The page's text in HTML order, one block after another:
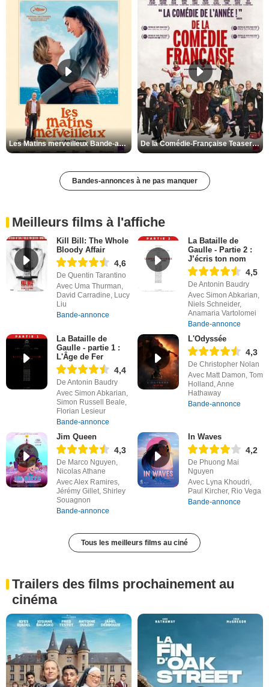
Les Matins merveilleux Bande-annonce VF De la Comédie-Française Teaser VF
Bandes-annonces à ne pas manquer
Meilleurs films à l'affiche
Kill Bill: The Whole
Bloody Affair
4,6
De Quentin Tarantino
Avec Uma Thurman,
David Carradine, Lucy
Liu
Bande-annonce
La Bataille de
Gaulle - Partie 2 :
J’écris ton nom
4,5
De Antonin Baudry
Avec Simon Abkarian,
Niels Schneider,
Anamaria Vartolomei
Bande-annonce
La Bataille de
Gaulle - partie 1 :
L'Âge de Fer
4,4
De Antonin Baudry
Avec Simon Abkarian,
Simon Russell Beale,
Florian Lesieur
Bande-annonce
L'Odyssée
4,3
De Christopher Nolan
Avec Matt Damon, Tom
Holland, Anne
Hathaway
Bande-annonce
Jim Queen
4,3
De Marco Nguyen,
Nicolas Athane
Avec Alex Ramires,
Jérémy Gillet, Shirley
Souagnon
Bande-annonce
In Waves
4,2
De Phuong Mai
Nguyen
Avec Lyna Khoudri,
Paul Kircher, Rio Vega
Bande-annonce
Tous les meilleurs films au ciné
Trailers des films prochainement au
cinéma